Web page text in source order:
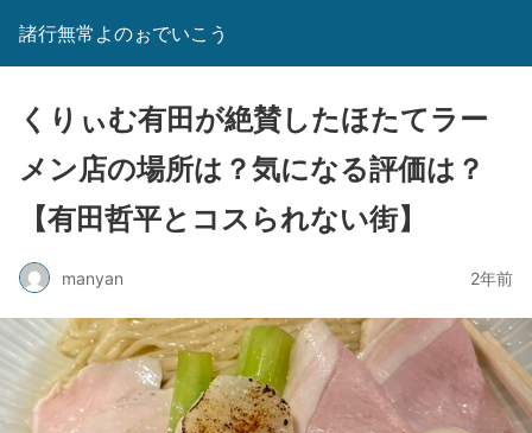
諸行無常よのぉでいこう
くりぃむ有田が絶賛したほたてラー
メン店の場所は？気になる評価は？
【有田哲平とコスられない街】
manyan 2年前